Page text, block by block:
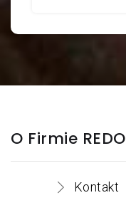
O Firmie REDO
Kontakt